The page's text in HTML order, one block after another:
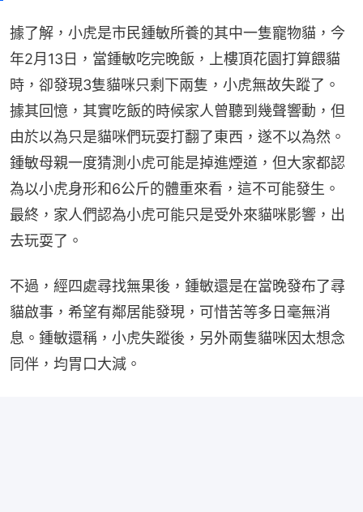
據了解，小虎是市民鍾敏所養的其中一隻寵物貓，今
年2月13日，當鍾敏吃完晚飯，上樓頂花園打算餵貓
時，卻發現3隻貓咪只剩下兩隻，小虎無故失蹤了。
據其回憶，其實吃飯的時候家人曾聽到幾聲響動，但
由於以為只是貓咪們玩耍打翻了東西，遂不以為然。
鍾敏母親一度猜測小虎可能是掉進煙道，但大家都認
為以小虎身形和6公斤的體重來看，這不可能發生。
最終，家人們認為小虎可能只是受外來貓咪影響，出
去玩耍了。
不過，經四處尋找無果後，鍾敏還是在當晚發布了尋
貓啟事，希望有鄰居能發現，可惜苦等多日毫無消
息。鍾敏還稱，小虎失蹤後，另外兩隻貓咪因太想念
同伴，均胃口大減。